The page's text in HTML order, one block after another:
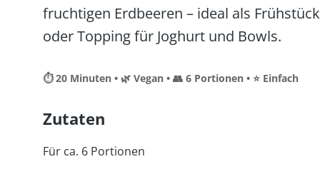
fruchtigen Erdbeeren – ideal als Frühstück
oder Topping für Joghurt und Bowls.
⏱ 20 Minuten • 🌿 Vegan • 👥 6 Portionen • ⭐ Einfach
Zutaten
Für ca. 6 Portionen